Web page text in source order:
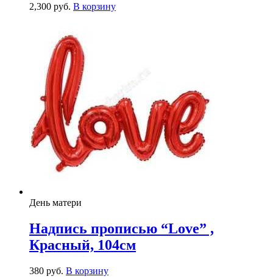
2,300 руб. В корзину
День матери
Надпись прописью “Love” ,
Красный, 104см
380 руб. В корзину